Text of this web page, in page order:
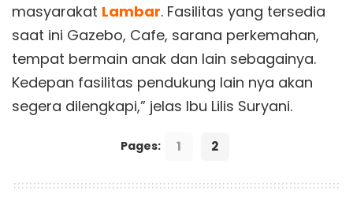
masyarakat Lambar. Fasilitas yang tersedia
saat ini Gazebo, Cafe, sarana perkemahan,
tempat bermain anak dan lain sebagainya.
Kedepan fasilitas pendukung lain nya akan
segera dilengkapi,” jelas Ibu Lilis Suryani.
Pages: 1 2